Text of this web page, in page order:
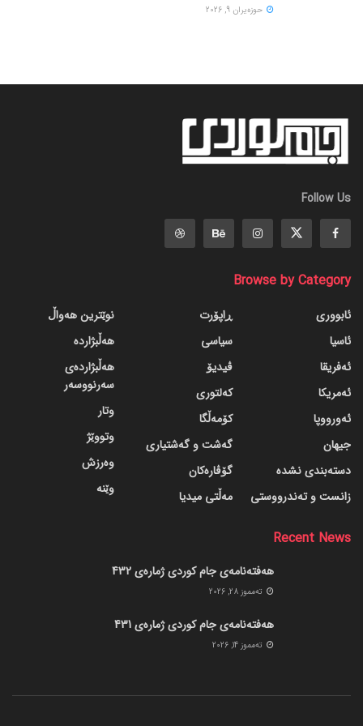
حوزه‌یران 9, 2026
Follow Us
Browse by Category
ئابووری
ئاسیا
ئەفریقا
ئەمریکا
ئەورووپا
جیهان
دسته‌بندی نشده
زانست و تەندرووستی
ڕاپۆرت
سیاسی
ڤیدیۆ
کەلتوری
کۆمەڵگا
گه‌شت و گه‌شتیاری
گۆڤاره‌کان
مەڵتی میدیا
نوێترین هەواڵ
هەڵبژاردە
هەڵبژاردەی
سەرنووسەر
وتار
وتووێژ
وەرزش
وێنە
Recent News
هەفتەنامەی جام کوردی ژمارەی 432
ته‌مموز 28, 2026
هەفتەنامەی جام کوردی ژمارەی 431
ته‌مموز 14, 2026